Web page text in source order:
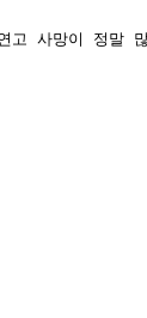
고 사망이 정말